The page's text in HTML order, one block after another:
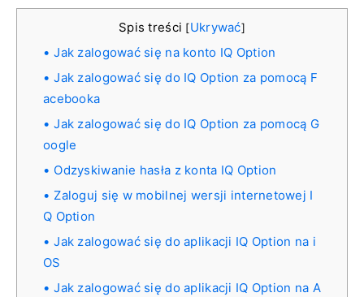
Spis treści [Ukrywać]
Jak zalogować się na konto IQ Option
Jak zalogować się do IQ Option za pomocą F
acebooka
Jak zalogować się do IQ Option za pomocą G
oogle
Odzyskiwanie hasła z konta IQ Option
Zaloguj się w mobilnej wersji internetowej I
Q Option
Jak zalogować się do aplikacji IQ Option na i
OS
Jak zalogować się do aplikacji IQ Option na A